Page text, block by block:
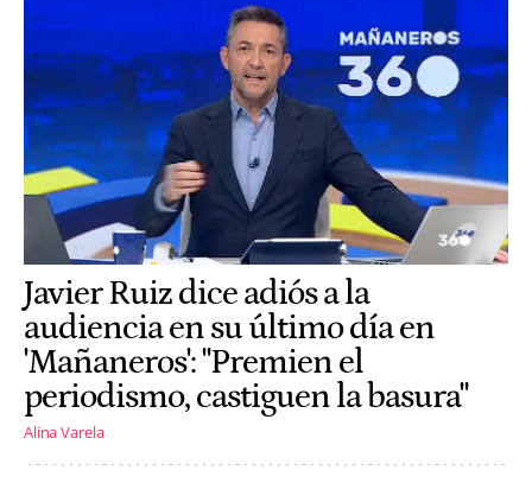
Javier Ruiz dice adiós a la
audiencia en su último día en
'Mañaneros': "Premien el
periodismo, castiguen la basura"
Alina Varela